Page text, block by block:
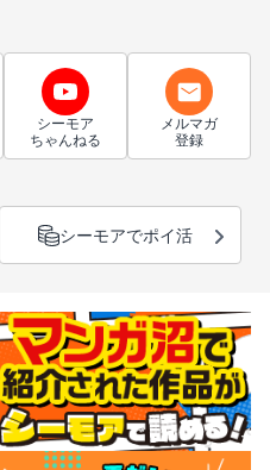
シーモア
ちゃんねる
メルマガ
登録
シーモアでポイ活